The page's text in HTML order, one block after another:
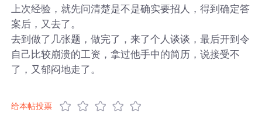
上次经验，就先问清楚是不是确实要招人，得到确定答
案后，又去了。
去到做了几张题，做完了，来了个人谈谈，最后开到令
自己比较崩溃的工资，拿过他手中的简历，说接受不
了，又郁闷地走了。
给本帖投票